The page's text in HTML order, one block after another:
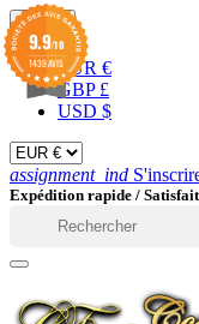
EUR 
EUR €
GBP £
USD $
assignment_ind
Expédition rapide /
9.9/10
1439 AVIS